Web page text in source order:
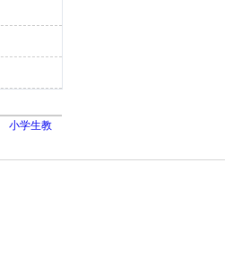
小学生教